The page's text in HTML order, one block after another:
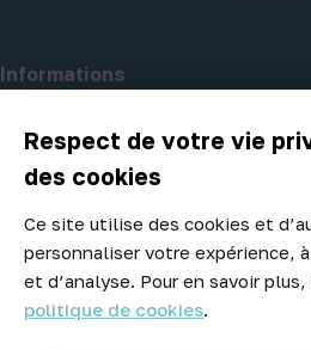
Respect de votre vie
des cookies
Ce site utilise des cookies et
personnaliser votre expérience,
et d’analyse. Pour en savoir
politique de cookies.
Informations
A propos d'Atelier Piscine
Ne manquez aucune opportunité !
prix et nouveaux